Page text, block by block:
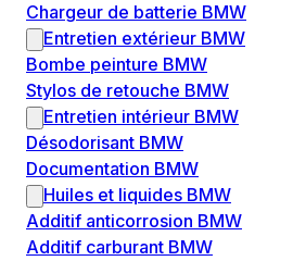
Chargeur de batterie BMW
Entretien extérieur BMW
Bombe peinture BMW
Stylos de retouche BMW
Entretien intérieur BMW
Désodorisant BMW
Documentation BMW
Huiles et liquides BMW
Additif anticorrosion BMW
Additif carburant BMW